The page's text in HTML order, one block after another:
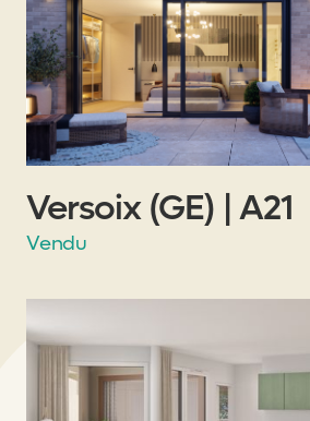
Versoix (GE) | A21
Vendu